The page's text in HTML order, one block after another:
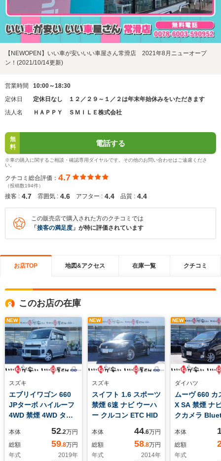
【NEWOPEN】いい車が安いいい車屋さん常滑店 2021年8月ニューオープ
ン！(2021/10/14更新)
営業時間
10:00～18:30
定休日
定休日なし １２／２９～１／２は年末年始休みをいただきます
法人名
ＨＡＰＰＹ ＳＭＩＬＥ株式会社
無
料
電話する
※車の購入に関するご相談・確認専用ダイヤルです。その他のお問い合わせはご遠慮くださ
い。
クチコミ総合評価： 4.7
（投稿数194件）
接客 : 4.7 雰囲気 : 4.6 アフター : 4.4 品質 : 4.4
この販売店で購入された方のクチコミでは
「 接客の満足度 」が特に評価されています
お店TOP 地図&アクセス 在庫一覧 クチコミ
このお店の在庫
NEW
スズキ
エブリイワゴン 660
JPターボ ハイルーフ
4WD 禁煙 4WD ター
保証付
本体 52.2万円
総額
59.8万円
年式
2019年
NEW
スズキ
スイフト 1.6 スポーツ
禁煙 6速 ナビ ウーハ
ー クルコン ETC HID
本体 44.6万円
総額
58.8万円
年式
2014年
NEW
ダイハツ
ムーヴ 660 カ
X SA 禁煙 ナ
クカメラ
ッドライト フ
ンプ AUTOラ
正14インチア
本体
総額
年式